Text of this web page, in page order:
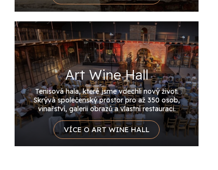
Art Wine Hall
Tenisová hala, které jsme vdechli nový život.
Skrývá společenský prostor pro až 350 osob,
vinařství, galerii obrazů a vlastní restauraci.
VÍCE O ART WINE HALL